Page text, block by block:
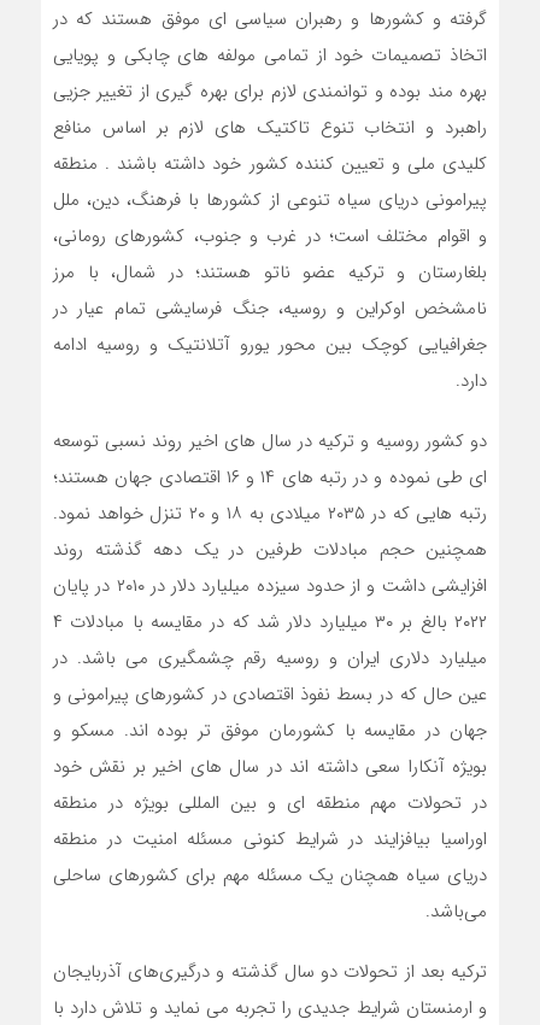
گرفته و کشورها و رهبران سیاسی ای موفق هستند که در
اتخاذ تصمیمات خود از تمامی مولفه های چابکی و پویایی
بهره مند بوده و توانمندی لازم برای بهره گیری از تغییر جزیی
راهبرد و انتخاب تنوع تاکتیک های لازم بر اساس منافع
کلیدی ملی و تعیین کننده کشور خود داشته باشند . منطقه
پیرامونی دریای سیاه تنوعی از کشورها با فرهنگ، دین، ملل
و اقوام مختلف است؛ در غرب و جنوب، کشورهای رومانی،
بلغارستان و ترکیه عضو ناتو هستند؛ در شمال، با مرز
نامشخص اوکراین و روسیه، جنگ فرسایشی تمام عیار در
جغرافیایی کوچک بین محور یورو آتلانتیک و روسیه ادامه
دارد.
دو کشور روسیه و ترکیه در سال های اخیر روند نسبی توسعه
ای طی نموده و در رتبه های ۱۴ و ۱۶ اقتصادی جهان هستند؛
رتبه هایی که در ۲۰۳۵ میلادی به ۱۸ و ۲۰ تنزل خواهد نمود.
همچنین حجم مبادلات طرفین در یک دهه گذشته روند
افزایشی داشت و از حدود سیزده میلیارد دلار در ۲۰۱۰ در پایان
۲۰۲۲ بالغ بر ۳۰ میلیارد دلار شد که در مقایسه با مبادلات ۴
میلیارد دلاری ایران و روسیه رقم چشمگیری می باشد. در
عین حال که در بسط نفوذ اقتصادی در کشورهای پیرامونی و
جهان در مقایسه با کشورمان موفق تر بوده اند. مسکو و
بویژه آنکارا سعی داشته اند در سال های اخیر بر نقش خود
در تحولات مهم منطقه ای و بین المللی بویژه در منطقه
اوراسیا بیافزایند در شرایط کنونی مسئله امنیت در منطقه
دریای سیاه همچنان یک مسئله مهم برای کشورهای ساحلی
می‌باشد.
ترکیه بعد از تحولات دو سال گذشته و درگیری‌های آذربایجان
و ارمنستان شرایط جدیدی را تجربه می نماید و تلاش دارد با